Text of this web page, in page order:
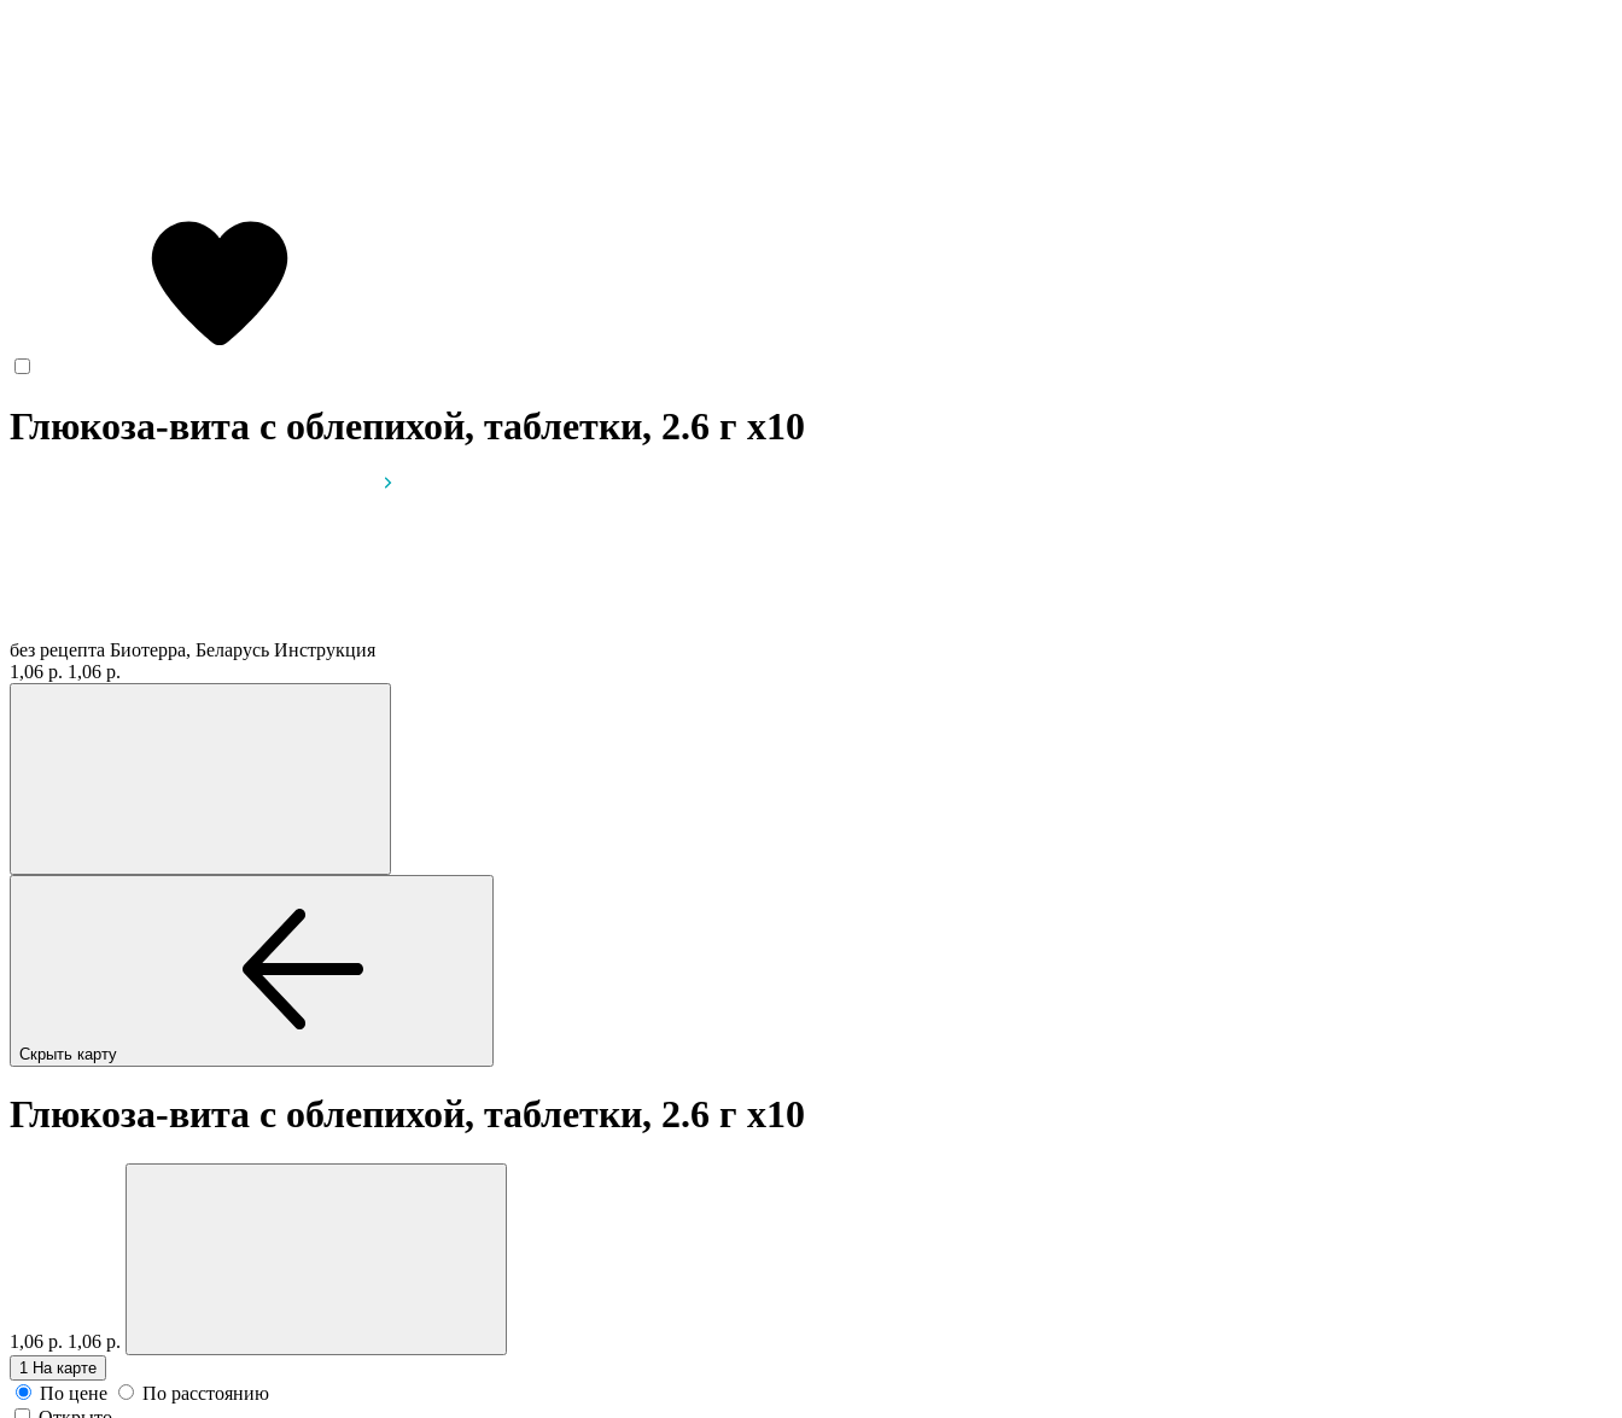
Глюкоза-вита с облепихой, таблетки, 2.6 г x10
без рецепта Биотерра, Беларусь Инструкция
1,06 р. 1,06 р.
Скрыть карту
Глюкоза-вита с облепихой, таблетки, 2.6 г x10
1,06 р. 1,06 р.
1 На карте
По цене
По расстоянию